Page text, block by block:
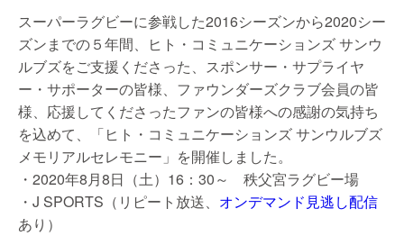
スーパーラグビーに参戦した2016シーズンから2020シー
ズンまでの５年間、ヒト・コミュニケーションズ サンウ
ルブズをご支援くださった、スポンサー・サプライヤ
ー・サポーターの皆様、ファウンダーズクラブ会員の皆
様、応援してくださったファンの皆様への感謝の気持ち
を込めて、「ヒト・コミュニケーションズ サンウルブズ
メモリアルセレモニー」を開催しました。
・2020年8月8日（土）16：30～ 秩父宮ラグビー場
・J SPORTS（リピート放送、 オンデマンド見逃し配信
あり）